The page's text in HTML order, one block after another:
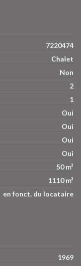
7220474
Chalet
Non
2
1
Oui
Oui
Oui
Oui
50 m²
1110 m²
en fonct. du locataire
1969